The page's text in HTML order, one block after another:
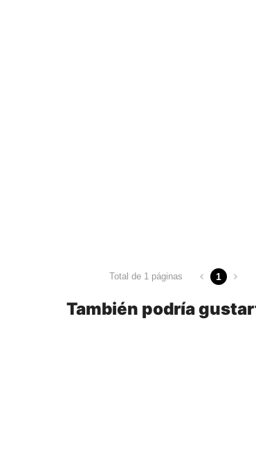
Total de 1 páginas 1
También podría